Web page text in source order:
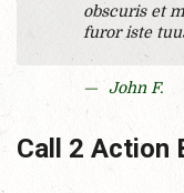
obscuris et
furor iste
John F.
Call 2 Action